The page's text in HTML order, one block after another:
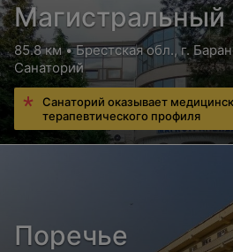
Магистральный
85.8 км • Брестская обл., г.
Санаторий
Санаторий оказывает
терапевтического профиля
Поречье